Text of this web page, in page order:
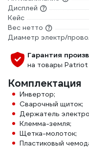
Дисплей
Кейс
Вес нетто
Диаметр электр/
Гарантия
на товары Patriot
Комплектация
Инвертор;
Сварочный щиток;
Держатель
Клемма-земля;
Щетка-молоток;
Пластиковый